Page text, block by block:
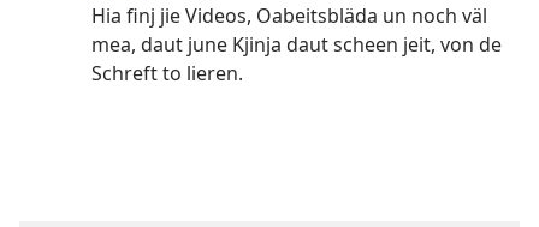
Hia finj jie Videos, Oabeitsbläda un noch väl
mea, daut june Kjinja daut scheen jeit, von de
Schreft to lieren.